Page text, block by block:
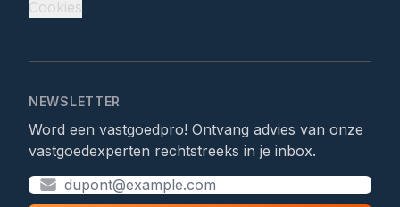
Cookies
NEWSLETTER
Word een vastgoedpro! Ontvang advies van onze
vastgoedexperten rechtstreeks in je inbox.